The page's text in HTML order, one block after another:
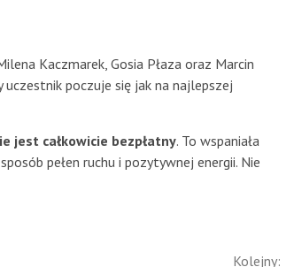
Kaczmarek, Gosia Płaza oraz Marcin
poczuje się jak na najlepszej
jest całkowicie bezpłatny. To wspaniała
pełen ruchu i pozytywnej energii. Nie
Kolejny: